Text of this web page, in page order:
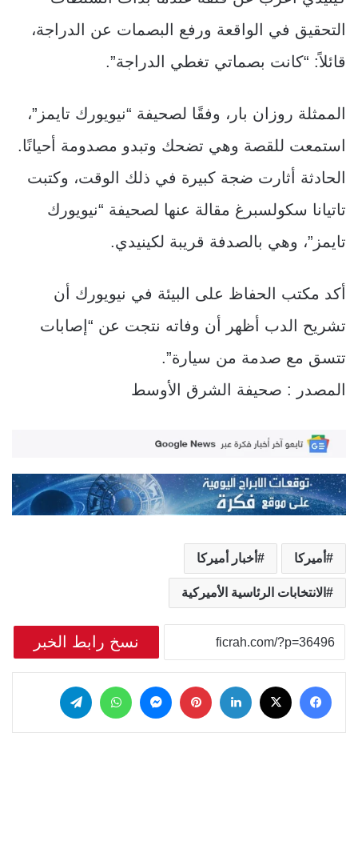
التحقيق في الواقعة ورفع البصمات عن الدراجة،
قائلاً: “كانت بصماتي تغطي الدراجة”.
الممثلة روزان بار، وفقًا لصحيفة “نيويورك تايمز”،
استمعت للقصة وهي تضحك وتبدو مصدومة أحيانًا.
الحادثة أثارت ضجة كبيرة في ذلك الوقت، وكتبت
تاتيانا سكولسبرغ مقالة عنها لصحيفة “نيويورك
تايمز”، وهي بالصدفة قريبة لكينيدي.
أكد مكتب الحفاظ على البيئة في نيويورك أن
تشريح الدب أظهر أن وفاته نتجت عن “إصابات
تتسق مع صدمة من سيارة”.
المصدر : صحيفة الشرق الأوسط
أميركا أخبار أميركا
الانتخابات الرئاسية الأميركية
نسخ رابط الخبر
فيسبوك لينكدإن بينتيريست
ماسنجر واتساب